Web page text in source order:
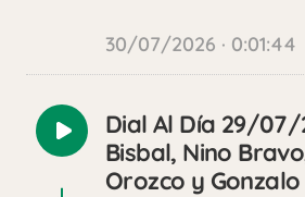
30/07/2026 · 0:01:44
Reproducir
audio
Dial Al Día 29/07/
Bisbal, Nino
Orozco y